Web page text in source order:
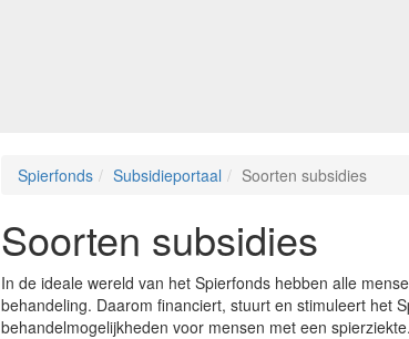
Spierfonds Subsidieportaal Soorten subsidies
Soorten subsidies
In de ideale wereld van het Spierfonds hebben alle
behandeling. Daarom financiert, stuurt en stimuleert het
behandelmogelijkheden voor mensen met een spierziekte.